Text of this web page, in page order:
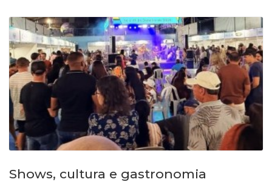
Shows, cultura e gastronomia